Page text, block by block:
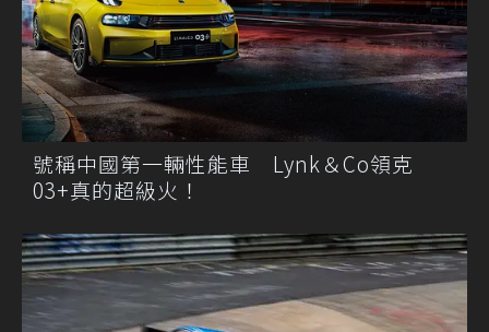
號稱中國第一輛性能車 Lynk＆Co領克
03+真的超級火！